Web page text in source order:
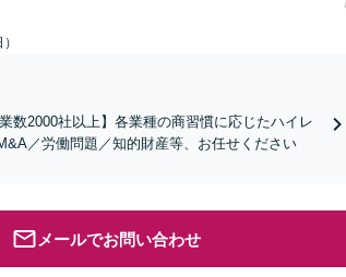
数2000社以上】各業種の商習慣に応じたハイレ
／労働問題／知的財産等、お任せください
メールでお問い合わせ